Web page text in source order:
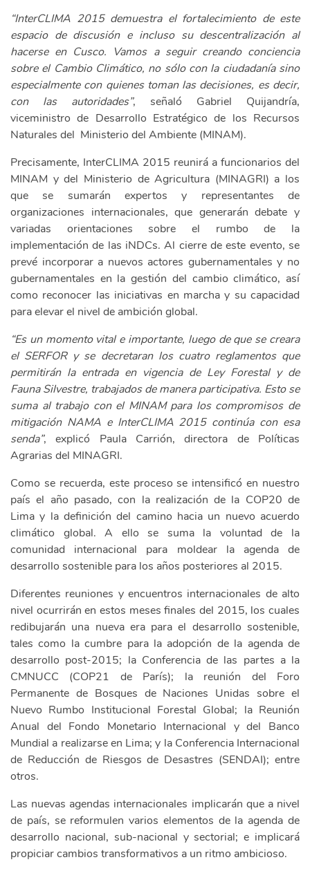
“InterCLIMA 2015 demuestra el fortalecimiento de este
espacio de discusión e incluso su descentralización al
hacerse en Cusco. Vamos a seguir creando conciencia
sobre el Cambio Climático, no sólo con la ciudadanía sino
especialmente con quienes toman las decisiones, es decir,
con las autoridades”, señaló Gabriel Quijandría,
viceministro de Desarrollo Estratégico de los Recursos
Naturales del Ministerio del Ambiente (MINAM).
Precisamente, InterCLIMA 2015 reunirá a funcionarios del
MINAM y del Ministerio de Agricultura (MINAGRI) a los
que se sumarán expertos y representantes de
organizaciones internacionales, que generarán debate y
variadas orientaciones sobre el rumbo de la
implementación de las iNDCs. Al cierre de este evento, se
prevé incorporar a nuevos actores gubernamentales y no
gubernamentales en la gestión del cambio climático, así
como reconocer las iniciativas en marcha y su capacidad
para elevar el nivel de ambición global.
“Es un momento vital e importante, luego de que se creara
el SERFOR y se decretaran los cuatro reglamentos que
permitirán la entrada en vigencia de Ley Forestal y de
Fauna Silvestre, trabajados de manera participativa. Esto se
suma al trabajo con el MINAM para los compromisos de
mitigación NAMA e InterCLIMA 2015 continúa con esa
senda”, explicó Paula Carrión, directora de Políticas
Agrarias del MINAGRI.
Como se recuerda, este proceso se intensificó en nuestro
país el año pasado, con la realización de la COP20 de
Lima y la definición del camino hacia un nuevo acuerdo
climático global. A ello se suma la voluntad de la
comunidad internacional para moldear la agenda de
desarrollo sostenible para los años posteriores al 2015.
Diferentes reuniones y encuentros internacionales de alto
nivel ocurrirán en estos meses finales del 2015, los cuales
redibujarán una nueva era para el desarrollo sostenible,
tales como la cumbre para la adopción de la agenda de
desarrollo post-2015; la Conferencia de las partes a la
CMNUCC (COP21 de París); la reunión del Foro
Permanente de Bosques de Naciones Unidas sobre el
Nuevo Rumbo Institucional Forestal Global; la Reunión
Anual del Fondo Monetario Internacional y del Banco
Mundial a realizarse en Lima; y la Conferencia Internacional
de Reducción de Riesgos de Desastres (SENDAI); entre
otros.
Las nuevas agendas internacionales implicarán que a nivel
de país, se reformulen varios elementos de la agenda de
desarrollo nacional, sub-nacional y sectorial; e implicará
propiciar cambios transformativos a un ritmo ambicioso.